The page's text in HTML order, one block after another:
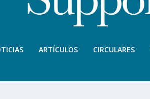
ARTÍCULOS CIRCULARES